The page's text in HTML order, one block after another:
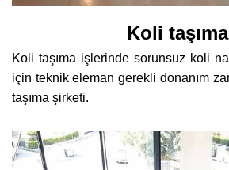
Koli taşıma
Koli taşıma işlerinde sorunsuz koli
için teknik eleman gerekli donanım
taşıma şirketi.